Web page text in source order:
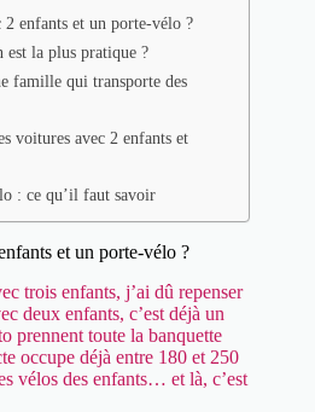
enfants et un porte-vélo ?
la plus pratique ?
famille qui transporte des
voitures avec 2 enfants et
: ce qu’il faut savoir
et un porte-vélo ?
trois enfants, j’ai dû repenser
deux enfants, c’est déjà un
prennent toute la banquette
occupe déjà entre 180 et 250
vélos des enfants… et là, c’est